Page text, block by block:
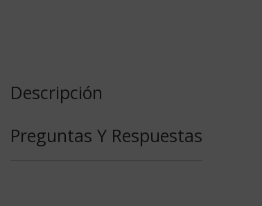
Descripción
Preguntas Y Respuestas